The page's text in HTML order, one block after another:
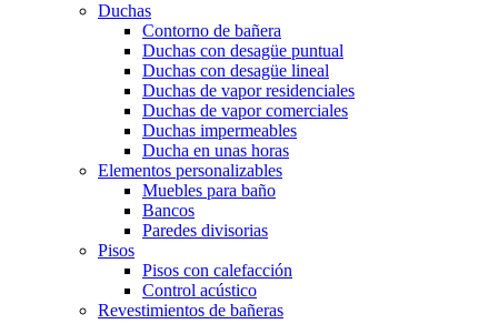
Duchas
Contorno de bañera
Duchas con desagüe puntual
Duchas con desagüe lineal
Duchas de vapor residenciales
Duchas de vapor comerciales
Duchas impermeables
Ducha en unas horas
Elementos personalizables
Muebles para baño
Bancos
Paredes divisorias
Pisos
Pisos con calefacción
Control acústico
Revestimientos de bañeras